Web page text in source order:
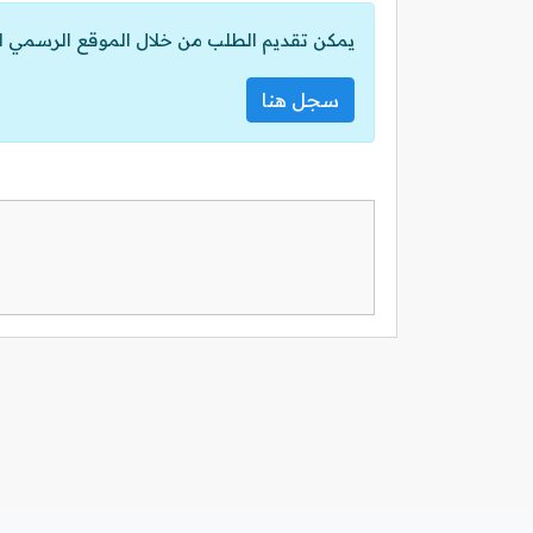
يمكن تقديم الطلب من خلال الموقع الرسمي
سجل هنا